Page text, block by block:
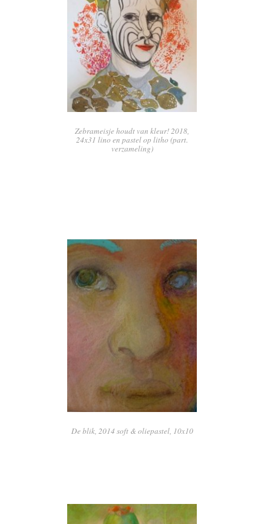
Zebrameisje houdt van kleur! 2018,
24x31 lino en pastel op litho (part.
verzameling)
De blik, 2014 soft & oliepastel, 10x10